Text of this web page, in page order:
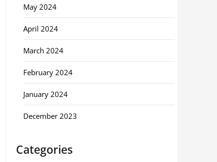
May 2024
April 2024
March 2024
February 2024
January 2024
December 2023
Categories